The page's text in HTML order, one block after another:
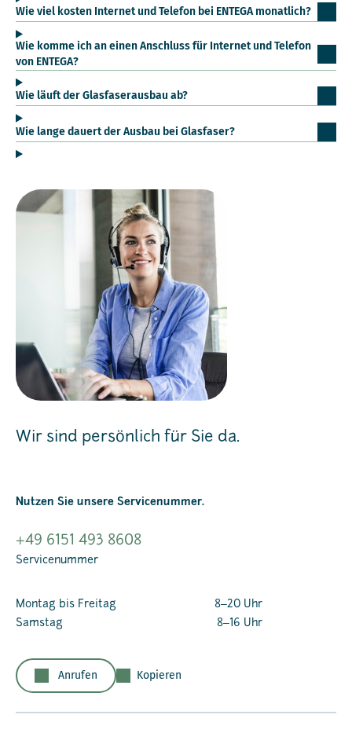
Wie viel kosten Internet und Telefon bei ENTEGA monatlich?
Wie komme ich an einen Anschluss für Internet und Telefon
von ENTEGA?
Wie läuft der Glasfaserausbau ab?
Wie lange dauert der Ausbau bei Glasfaser?
Wir sind persönlich für Sie da.
Nutzen Sie unsere Servicenummer.
+49 6151 493 8608
Servicenummer
Montag bis Freitag
8‒20 Uhr
Samstag
8‒16 Uhr
Anrufen Kopieren